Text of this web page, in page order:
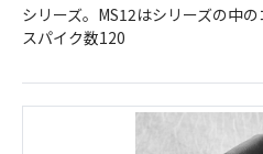
シリーズ。MS12はシリーズの中
スパイク数120